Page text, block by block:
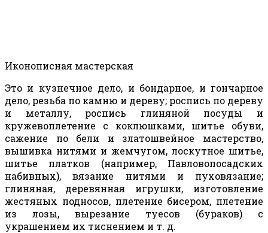
Иконописная мастерская
Это и кузнечное дело, и бондарное, и гончарное
дело, резьба по камню и дереву; роспись по дереву
и металлу, роспись глиняной посуды и
кружевоплетение с коклюшками, шитье обуви,
сажение по бели и златошвейное мастерство,
вышивка нитями и жемчугом, лоскутное шитье,
шитье платков (например, Павловопосадских
набивных), вязание нитями и пуховязание;
глиняная, деревянная игрушки, изготовление
жестяных подносов, плетение бисером, плетение
из лозы, вырезание туесов (бураков) с
украшением их тиснением и т. д.